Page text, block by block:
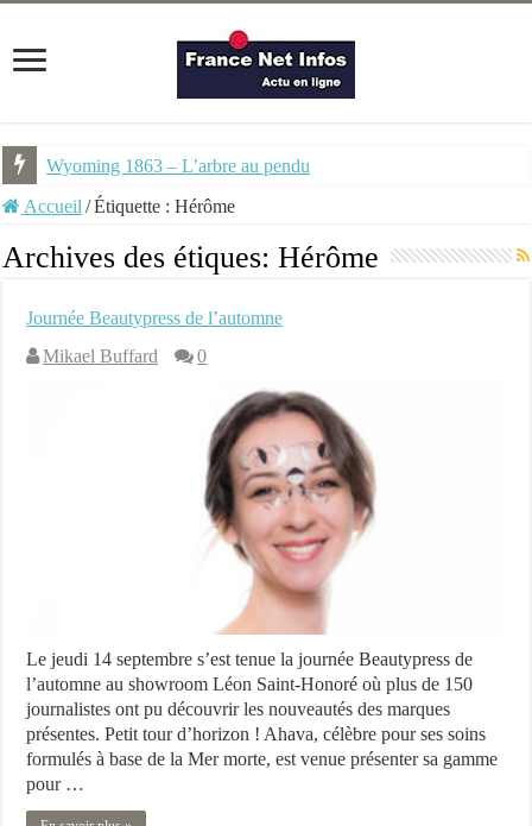
Wyoming 1863 – L’arbre au pendu
Accueil /Étiquette :Hérôme
Archives des étiques:Hérôme
Journée Beautypress de l’automne
Mikael Buffard
0
Le jeudi 14 septembre s’est tenue la journée Beautypress de
l’automne au showroom Léon Saint-Honoré où plus de 150
journalistes ont pu découvrir les nouveautés des marques
présentes. Petit tour d’horizon ! Ahava, célèbre pour ses soins
formulés à base de la Mer morte, est venue présenter sa gamme
pour …